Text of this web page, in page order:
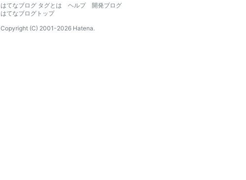
はてなブログ タグとは
ヘルプ
開発ブログ
はてなブログトップ
Copyright (C) 2001-2026 Hatena.